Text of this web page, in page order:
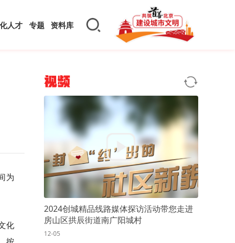
人才 专题 资料库
为
化
视频
2024创城精品线路媒体探访活动带您走进
房山区拱辰街道南广阳城村
12-05